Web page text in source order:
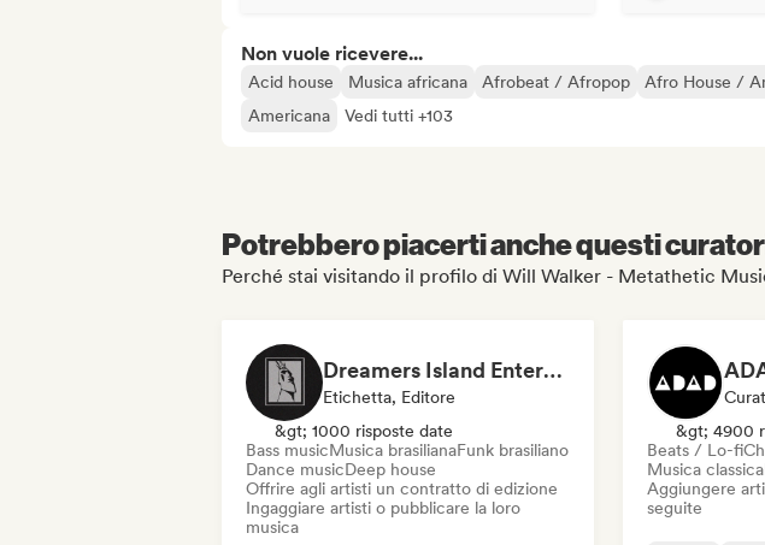
Non vuole ricevere...
Acid house Musica africana Afrobeat / Afropop Afro House /
Americana
Vedi tutti +103
Potrebbero piacerti anche questi
Perché stai visitando il profilo di Will Walker - Metathetic
Dreamers Island Entertainment
Etichetta, Editore
&gt; 1000 risposte date
Bass musicMusica brasilianaFunk brasiliano
Dance musicDeep house
Offrire agli artisti un contratto di edizione
Ingaggiare artisti o pubblicare la loro
musica
&gt; 4900
Beats / Lo-fi
Musica classica
Aggiungere
seguite